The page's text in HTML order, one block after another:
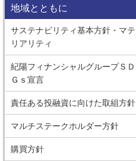
り組み
組み
地域とともに
サステナビリティ基本方針・マテ
リアリティ
紀陽フィナンシャルグループＳＤ
Ｇｓ宣言
責任ある投融資に向けた取組方針
マルチステークホルダー方針
購買方針